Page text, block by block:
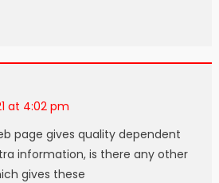
at 4:02 pm
page gives quality dependent
information, is there any other
gives these